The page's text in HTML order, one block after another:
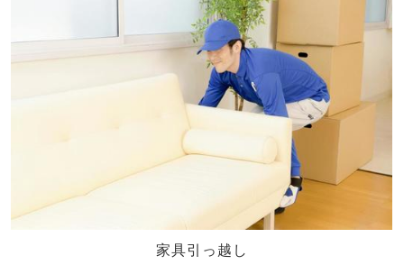
家具引っ越し